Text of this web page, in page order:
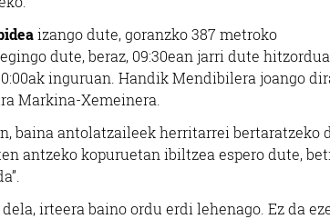
izango dute, goranzko 387 metroko
dute, beraz, 09:30ean jarri dute
inguruan. Handik Mendibilera joango
Markina-Xemeinera.
baina antolatzaileek herritarrei bertaratzeko
antzeko kopuruetan ibiltzea espero dute,
irteera baino ordu erdi lehenago. Ez da